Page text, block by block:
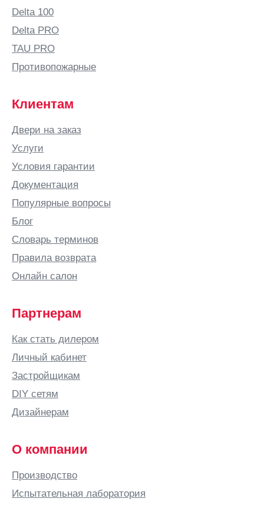
Барановичи
Барнаул
Барыш
Батайск
Белая
Калитва
Белгород
Белово
Белозерск
Белорецк
Белореченск
Березники
Бийск
Бишкек
Благовещенск
Богородск
Братск
Брянск
Бугуруслан
Буденновск
Бузулук
Delta 100
Delta PRO
TAU PRO
Противопожарные
Клиентам
Двери на заказ
Услуги
Условия гарантии
Документация
Популярные вопросы
Блог
Словарь терминов
Правила возврата
Онлайн салон
Партнерам
Как стать дилером
Личный кабинет
Застройщикам
DIY сетям
Дизайнерам
О компании
Производство
Испытательная лаборатория